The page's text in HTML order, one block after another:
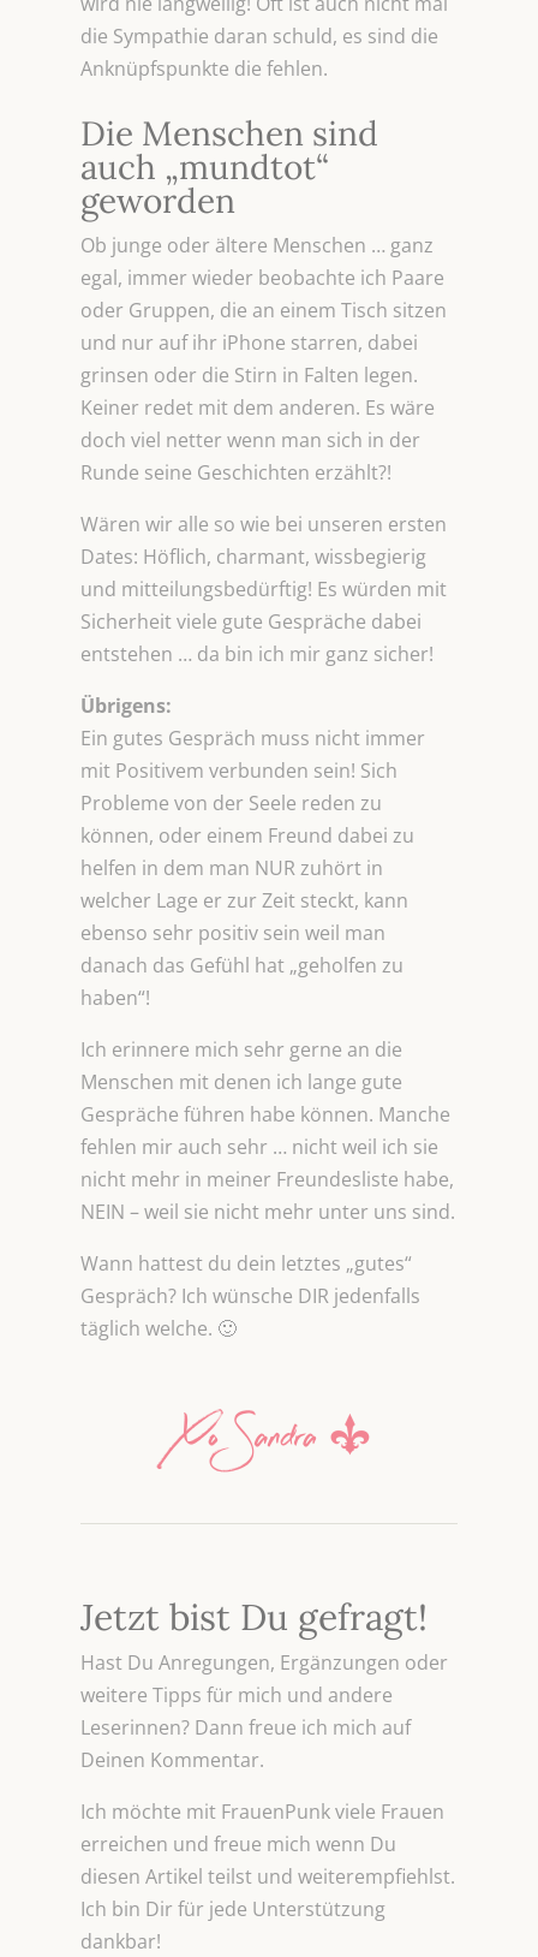
die Sympathie daran schuld, es sind die
Anknüpfspunkte die fehlen.
Die Menschen sind
auch „mundtot“
geworden
Ob junge oder ältere Menschen … ganz
egal, immer wieder beobachte ich Paare
oder Gruppen, die an einem Tisch sitzen
und nur auf ihr iPhone starren, dabei
grinsen oder die Stirn in Falten legen.
Keiner redet mit dem anderen. Es wäre
doch viel netter wenn man sich in der
Runde seine Geschichten erzählt?!
Wären wir alle so wie bei unseren ersten
Dates: Höflich, charmant, wissbegierig
und mitteilungsbedürftig! Es würden mit
Sicherheit viele gute Gespräche dabei
entstehen … da bin ich mir ganz sicher!
Übrigens:
Ein gutes Gespräch muss nicht immer
mit Positivem verbunden sein! Sich
Probleme von der Seele reden zu
können, oder einem Freund dabei zu
helfen in dem man NUR zuhört in
welcher Lage er zur Zeit steckt, kann
ebenso sehr positiv sein weil man
danach das Gefühl hat „geholfen zu
haben“!
Ich erinnere mich sehr gerne an die
Menschen mit denen ich lange gute
Gespräche führen habe können. Manche
fehlen mir auch sehr … nicht weil ich sie
nicht mehr in meiner Freundesliste habe,
NEIN – weil sie nicht mehr unter uns sind.
Wann hattest du dein letztes „gutes“
Gespräch? Ich wünsche DIR jedenfalls
täglich welche. 🙂
Jetzt bist Du gefragt!
Hast Du Anregungen, Ergänzungen oder
weitere Tipps für mich und andere
Leserinnen? Dann freue ich mich auf
Deinen Kommentar.
Ich möchte mit FrauenPunk viele Frauen
erreichen und freue mich wenn Du
diesen Artikel teilst und weiterempfiehlst.
Ich bin Dir für jede Unterstützung
dankbar!